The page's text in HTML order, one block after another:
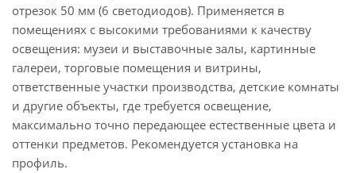
отрезок 50 мм (6 светодиодов). Применяется в
помещениях с высокими требованиями к качеству
освещения: музеи и выставочные залы, картинные
галереи, торговые помещения и витрины,
ответственные участки производства, детские комнаты
и другие объекты, где требуется освещение,
максимально точно передающее естественные цвета и
оттенки предметов. Рекомендуется установка на
профиль.